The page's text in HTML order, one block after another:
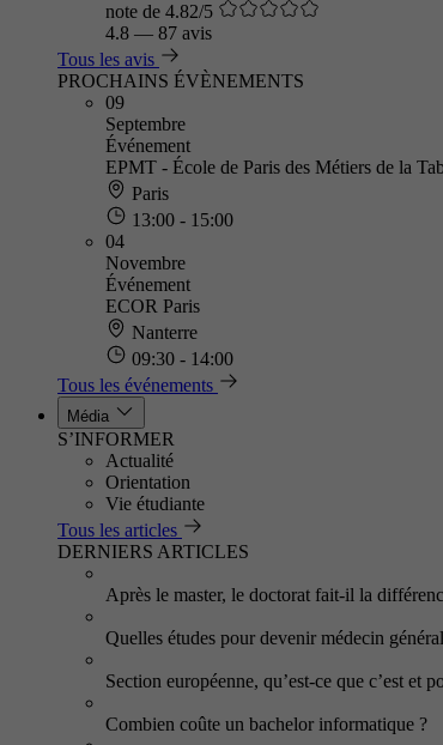
note de 4.82/5
4.8 — 87 avis
Tous les avis
PROCHAINS ÉVÈNEMENTS
09
Septembre
Événement
EPMT - École de Paris des Métiers de la
Paris
13:00 - 15:00
04
Novembre
Événement
ECOR Paris
Nanterre
09:30 - 14:00
Tous les événements
Média
S’INFORMER
Actualité
Orientation
Vie étudiante
Tous les articles
DERNIERS ARTICLES
Après le master, le doctorat fait-il la
Quelles études pour devenir médecin
Section européenne, qu’est-ce que c’est et
Combien coûte un bachelor informatique ?